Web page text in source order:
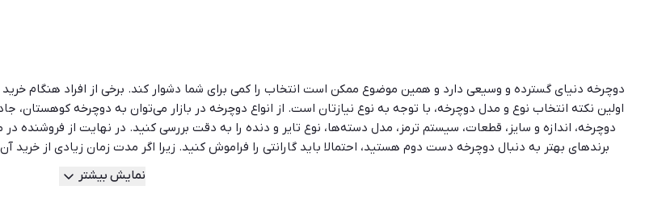
دوچرخه دنیای گسترده و وسیعی دارد و همین موضوع ممکن است انتخاب را کمی برای شما دشوار کند. برخی از افراد هنگام
اولین نکته انتخاب نوع و مدل دوچرخه، با توجه به نوع نیازتان است. از انواع دوچرخه در بازار می‌توان به دوچرخه کوهستان،
دوچرخه، اندازه و سایز، قطعات، سیستم ترمز، مدل دسته‌ها، نوع تایر و دنده را به دقت بررسی کنید. در نهایت از فروشنده
برندهای بهتر به دنبال دوچرخه دست دوم هستید، احتمالا باید گارانتی را فراموش کنید. زیرا اگر مدت زمان زیادی از خرید
فروشنده تقاضا کنید که در صورت امکان، به مدت مشخصی محصول را تست کنید تا از سالم‌بودن آن مطمئن شوید. سایت شیپور
خرید و فروش دوچرخه دست دوم و نو دسترسی پیدا کنند، آگهی‌ها را با یکدیگر مقایسه کنند و بهترین خرید را داشته
نمایش بیشتر